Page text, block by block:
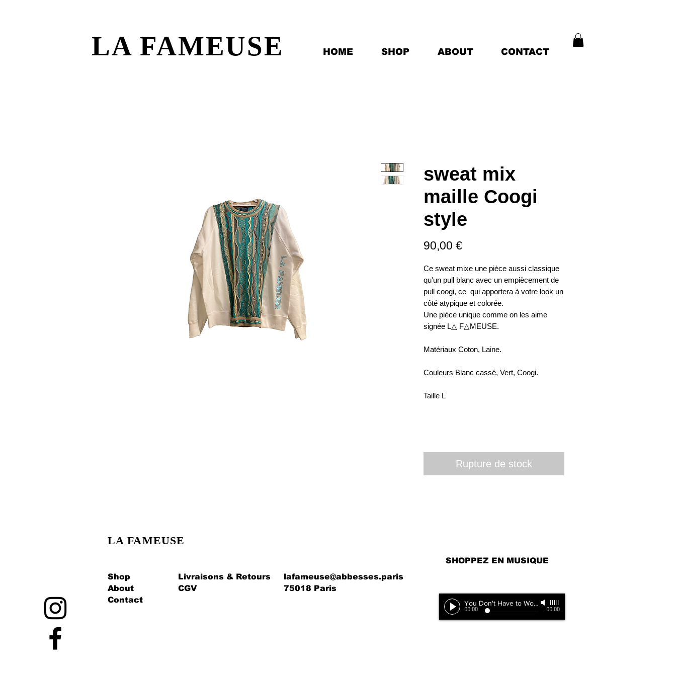
LA FAMEUSE HOME SHOP ABOUT CONTACT
sweat mix
maille Coogi
style
90,00 €Prix
Ce sweat mixe une pièce aussi classique
qu'un pull blanc avec un empiècement de
pull coogi, ce qui apportera à votre look un
côté atypique et colorée.
Une pièce unique comme on les aime
signée L△ F△MEUSE.
Matériaux Coton, Laine.
Couleurs Blanc cassé, Vert, Coogi.
Taille L
Rupture de stock
LA FAMEUSE
SHOPPEZ EN MUSIQUE
Shop
About
Contact
Livraisons & Retours
CGV
lafameuse@abbesses.paris
75018 Paris
You Don't Have to Worry (Remix)
00:00 00:00